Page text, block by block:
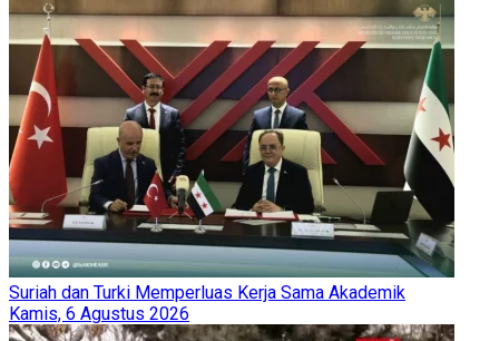
Suriah dan Turki Memperluas Kerja Sama Akademik
Kamis, 6 Agustus 2026